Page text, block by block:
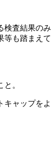
検査結果のみ
等も踏まえて
。
キャップをよ